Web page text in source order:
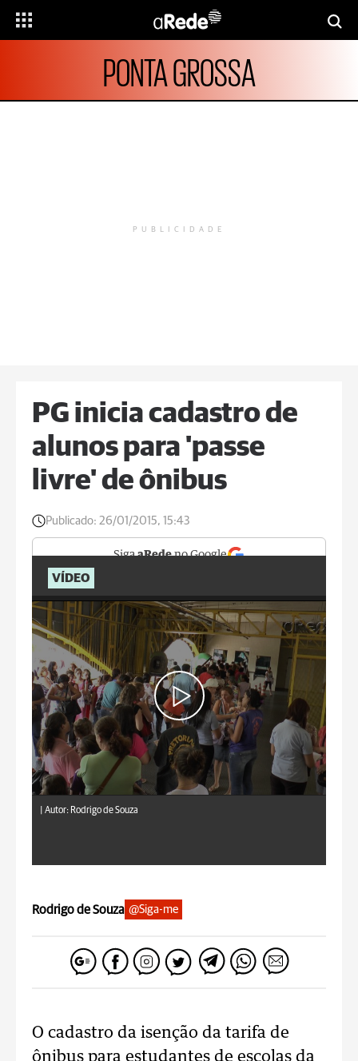
PONTA GROSSA
PUBLICIDADE
PG inicia cadastro de
alunos para 'passe
livre' de ônibus
Publicado: 26/01/2015, 15:43
SigaaRedeno Google
VÍDEO
Autor: Rodrigo de Souza
Rodrigo de Souza @Siga-me
O cadastro da isenção da tarifa de
ônibus para estudantes de escolas da